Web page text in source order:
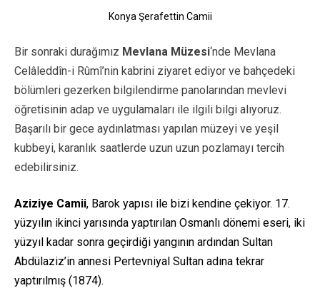
Konya Şerafettin Camii
Bir sonraki durağımız Mevlana Müzesi‘nde Mevlana
Celâleddîn-i Rûmî’nin kabrini ziyaret ediyor ve bahçedeki
bölümleri gezerken bilgilendirme panolarından mevlevi
öğretisinin adap ve uygulamaları ile ilgili bilgi alıyoruz.
Başarılı bir gece aydınlatması yapılan müzeyi ve yeşil
kubbeyi, karanlık saatlerde uzun uzun pozlamayı tercih
edebilirsiniz.
Aziziye Camii, Barok yapısı ile bizi kendine çekiyor. 17.
yüzyılın ikinci yarısında yaptırılan Osmanlı dönemi eseri, iki
yüzyıl kadar sonra geçirdiği yangının ardından Sultan
Abdülaziz’in annesi Pertevniyal Sultan adına tekrar
yaptırılmış (1874).